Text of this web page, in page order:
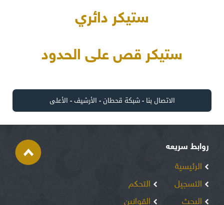
ستيكر دائري
ستيكر قص على الحدود
الاتصال بنا -شبكة قحطان- الأرشيف- الأعلى
روابط سريعه
الرئيسية
التسجيل
البحث
التحكم
القوانين